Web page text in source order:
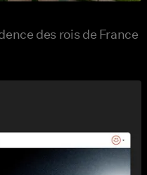
des rois de France